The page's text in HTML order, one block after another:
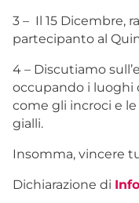
3 – Il 15 Dicembre,
partecipanto al
4 – Discutiamo
occupando i luoghi
come gli incroci e
gialli.
Insomma, vincere
Dichiarazione di